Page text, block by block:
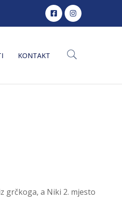
KONTAKT
grčkoga, a Niki 2. mjesto